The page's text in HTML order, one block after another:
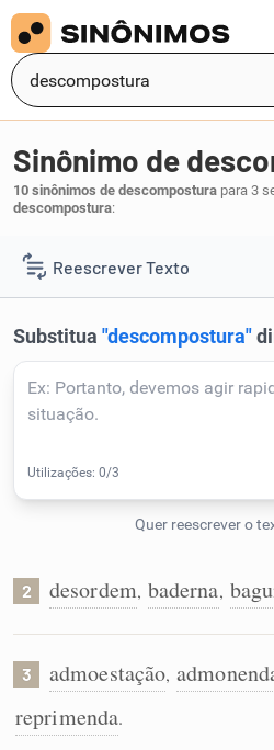
Reescrever Texto
Resumir Texto
Corrigir Texto
Humanizador de IA
Cata-letras
Sinônimo de
10 sinônimos de descompostura para 3
descompostura:
1 repreensão,pito
2 desordem, baderna,
3 admoestação,
reprimenda.